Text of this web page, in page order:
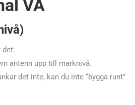
VA
det:
antenn upp till marknivå.
det inte, kan du inte “bygga runt”